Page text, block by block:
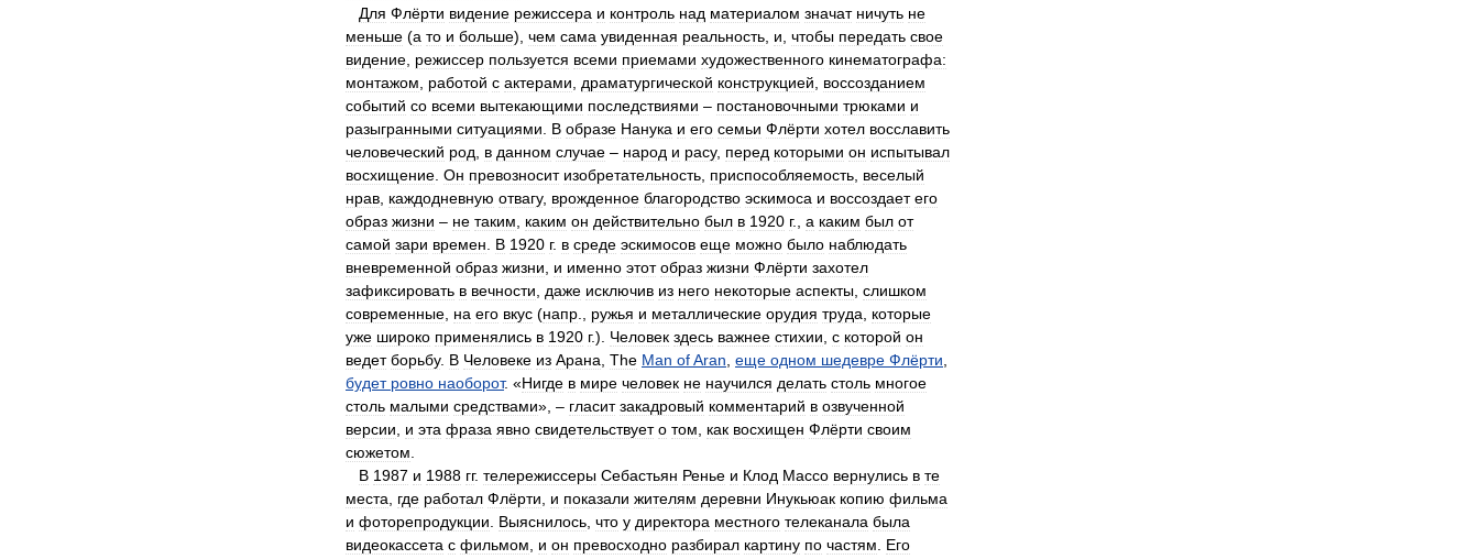
Для Флёрти видение режиссера и контроль над материалом значат ничуть не
меньше (а то и больше), чем сама увиденная реальность и чтобы передать свое
видение режиссер пользуется всеми приемами художественного кинематографа:
монтажом
работой с актерами драматургической конструкцией
воссозданием
событий со всеми вытекающими последствиями – постановочными трюками и
разыгранными ситуациями В образе Нанука и его семьи Флёрти хотел восславить
человеческий род в данном случае – народ и расу, перед которыми он испытывал
восхищение Он превозносит изобретательность приспособляемость веселый
нрав каждодневную отвагу, врожденное благородство эскимоса и воссоздает его
образ жизни – не таким каким он действительно был в 1920 г., а каким был от
самой зари времен В 1920 г. в среде эскимосов еще можно было наблюдать
вневременной образ жизни и именно этот образ жизни Флёрти захотел
зафиксировать в вечности даже исключив из него некоторые аспекты слишком
современные на его вкус (напр ружья и металлические орудия труда
которые
уже широко применялись в 1920 г.). Человек здесь важнее стихии с которой он
ведет борьбу. В Человеке из Арана The Man ofAran еще одном шедевре Флёрти
будет ровно наоборот. «Нигде в мире человек не научился делать столь многое
столь малыми средствами», – гласит закадровый комментарий в озвученной
версии
и эта фраза явно свидетельствует о том как восхищен Флёрти своим
сюжетом
В 1987 и 1988 гг. телережиссеры Себастьян Ренье и Клод Массо вернулись в те
места
где работал Флёрти и показали жителям деревни Инукьюак копию фильма
и фоторепродукции Выяснилось что у директора местного телеканала была
видеокассета с фильмом и он превосходно разбирал картину по частям
Его